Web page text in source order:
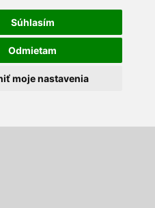
Súhlasím
Odmietam
moje nastavenia